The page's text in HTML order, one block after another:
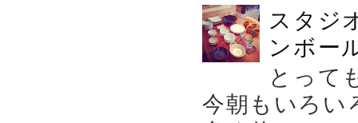
スタジ
ンボー
とって
今朝もいろい